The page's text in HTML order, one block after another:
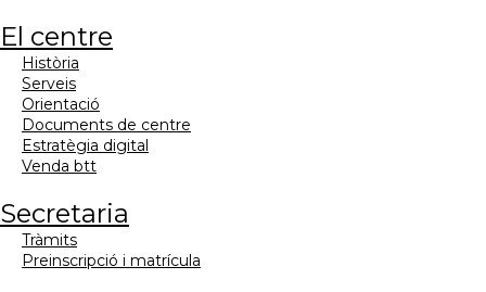
el centre
història
serveis
orientació
documents de centre
estratègia digital
venda btt
secretaria
tràmits
preinscripció i matrícula